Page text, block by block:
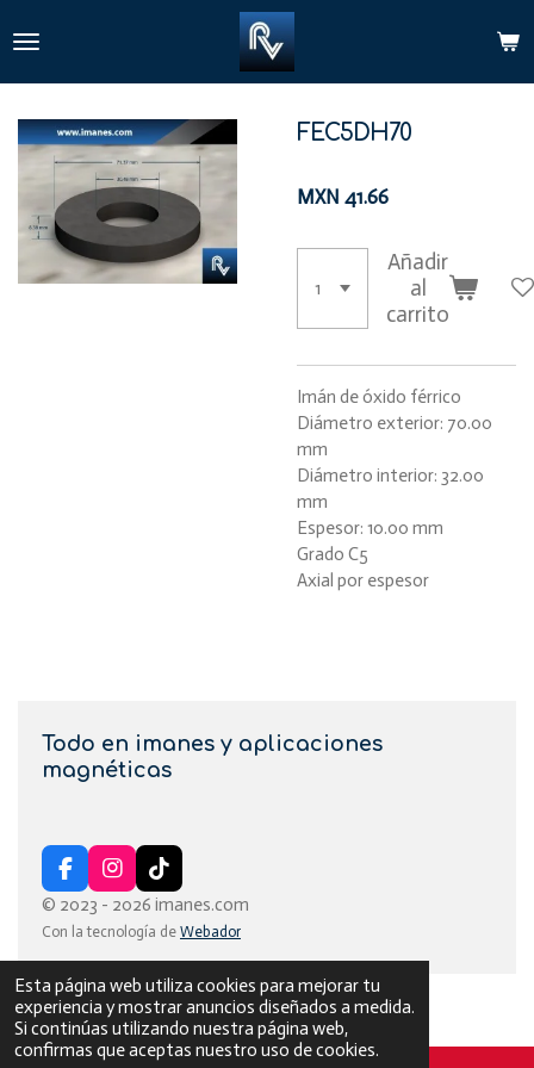
Esta página web utiliza cookies para mejorar tu
experiencia y mostrar anuncios diseñados a medida.
Si continúas utilizando nuestra página web,
confirmas que aceptas nuestro uso de cookies.
al
FEC5DH70
MXN 41.66
Añadir
al
carrito
Imán de óxido férrico
Diámetro exterior: 70.00
mm
Diámetro interior: 32.00
mm
Espesor: 10.00 mm
Grado C5
Axial por espesor
Todo en imanes y aplicaciones
magnéticas
F
a
e
b
o
o
k
I
n
t
a
g
r
a
m
T
i
T
o
k
© 2023 - 2026 imanes.com
Con la tecnología de Webador